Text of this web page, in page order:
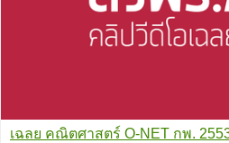
เฉลย คณิตศาสตร์ O-NET กพ.